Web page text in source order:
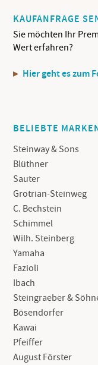
KAUFANFRAGE
Sie möchten Ihr
Wert erfahren?
Hier geht es zum
BELIEBTE
Steinway & Sons
Blüthner
Sauter
Grotrian-Steinweg
C. Bechstein
Schimmel
Wilh. Steinberg
Yamaha
Fazioli
Ibach
Steingraeber &
Bösendorfer
Kawai
Pfeiffer
August Förster